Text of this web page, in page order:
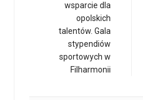
wsparcie dla
opolskich
talentów. Gala
stypendiów
sportowych w
Filharmonii